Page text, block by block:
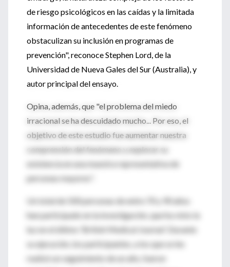
de riesgo psicológicos en las caídas y la limitada
información de antecedentes de este fenómeno
obstaculizan su inclusión en programas de
prevención", reconoce Stephen Lord, de la
Universidad de Nueva Gales del Sur (Australia), y
autor principal del ensayo.
Opina, además, que "el problema del miedo
irracional se ha descuidado mucho... Por eso, el
objetivo de este estudio fue aumentar nuestra
comprensión del fenómeno y explorar su
existencia en una muestra representativa de
personas mayores".
Un total de 500 personas de entre 70 y 90 años
han participado en la investigación, que ha visto la
luz en el último 'British Medical Journal'. Durante
su ejecución, los participantes, a los que se les
realizó un seguimiento de un año, fueron